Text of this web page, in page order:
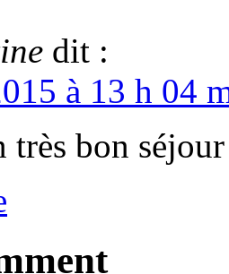
dit :
à 13 h 04
très bon